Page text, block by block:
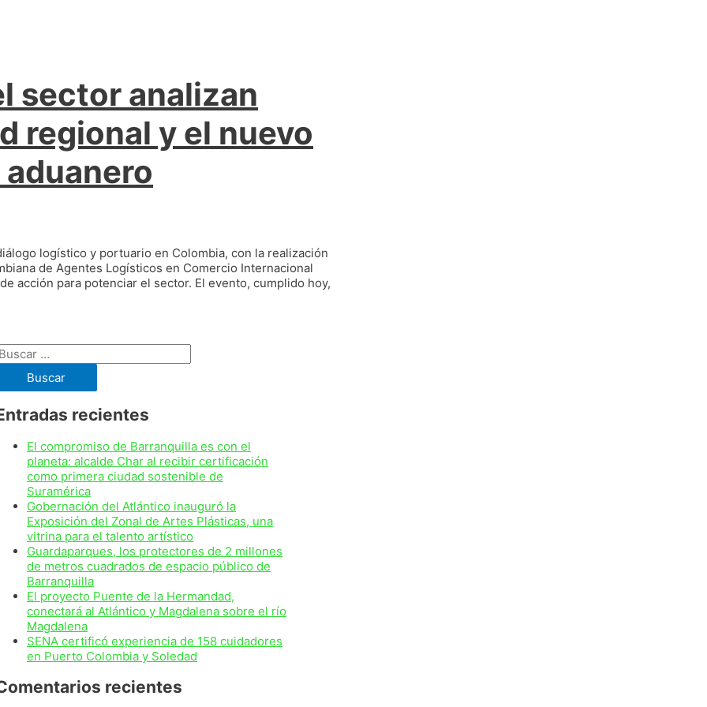
sector analizan
regional y el nuevo
logístico y portuario en Colombia, con la realización
de Agentes Logísticos en Comercio Internacional
acción para potenciar el sector. El evento, cumplido hoy,
Buscar:
recientes
El compromiso de Barranquilla es con el
planeta: alcalde Char al recibir certificación
como primera ciudad sostenible de
Suramérica
Gobernación del Atlántico inauguró la
Exposición del Zonal de Artes Plásticas, una
vitrina para el talento artístico
Guardaparques, los protectores de 2 millones
de metros cuadrados de espacio público de
Barranquilla
El proyecto Puente de la Hermandad,
conectará al Atlántico y Magdalena sobre el río
Magdalena
SENA certificó experiencia de 158 cuidadores
en Puerto Colombia y Soledad
recientes